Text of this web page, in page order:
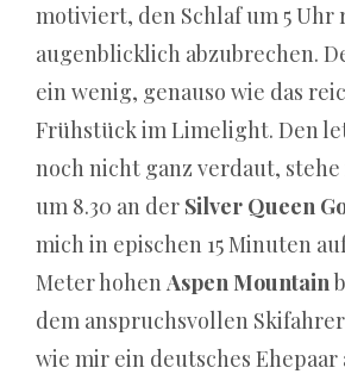
gewonnen
können
Spiele
Roulette,
Poker
und
Blackjack
motiviert, den Schlaf um 5 Uhr
augenblicklich abzubrechen.
ein wenig, genauso wie das
Frühstück im Limelight. Den
noch nicht ganz verdaut,
um 8.30 an der Silver Queen
mich in epischen 15 Minuten
Meter hohenAspen Mountain
dem anspruchsvollen
wie mir ein deutsches Ehepaar